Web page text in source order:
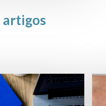
artigos